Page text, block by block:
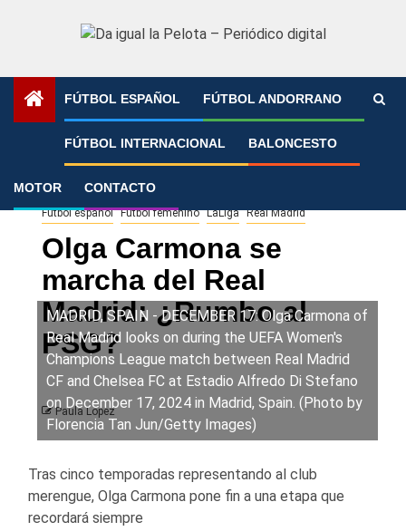
FÚTBOL ESPAÑOL FÚTBOL ANDORRANO
FÚTBOL INTERNACIONAL BALONCESTO
MOTOR CONTACTO
»
Fútbol español Fútbol femenino LaLiga Real Madrid
Olga Carmona se
marcha del Real
Madrid: ¿Rumbo al
PSG?
Paula Lopez
MADRID, SPAIN - DECEMBER 17: Olga Carmona of
Real Madrid looks on during the UEFA Women's
Champions League match between Real Madrid
CF and Chelsea FC at Estadio Alfredo Di Stefano
on December 17, 2024 in Madrid, Spain. (Photo by
Florencia Tan Jun/Getty Images)
Tras cinco temporadas representando al club
merengue, Olga Carmona pone fin a una etapa que
recordará siempre